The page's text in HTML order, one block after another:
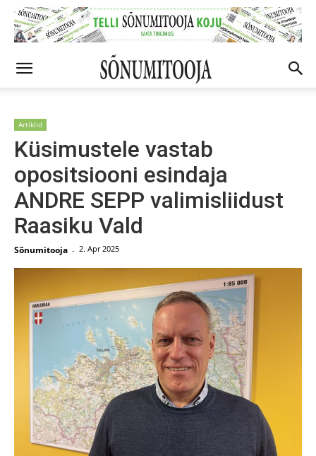
Artiklid
Küsimustele vastab
opositsiooni esindaja
ANDRE SEPP valimisliidust
Raasiku Vald
Sõnumitooja - 2. Apr 2025